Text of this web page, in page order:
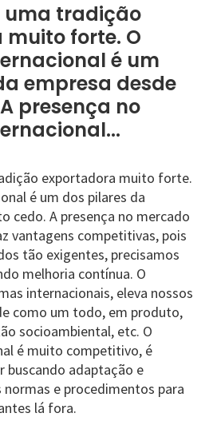
uma tradição
forte. O
é um
empresa desde
presença no
exportadora muito forte.
é um dos pilares da
cedo. A presença no mercado
vantagens competitivas, pois
tão exigentes, precisamos
melhoria contínua. O
internacionais, eleva nossos
como um todo, em produto,
socioambiental, etc. O
é muito competitivo, é
buscando adaptação e
normas e procedimentos para
lá fora.